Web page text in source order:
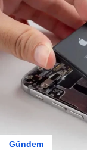
Gündem